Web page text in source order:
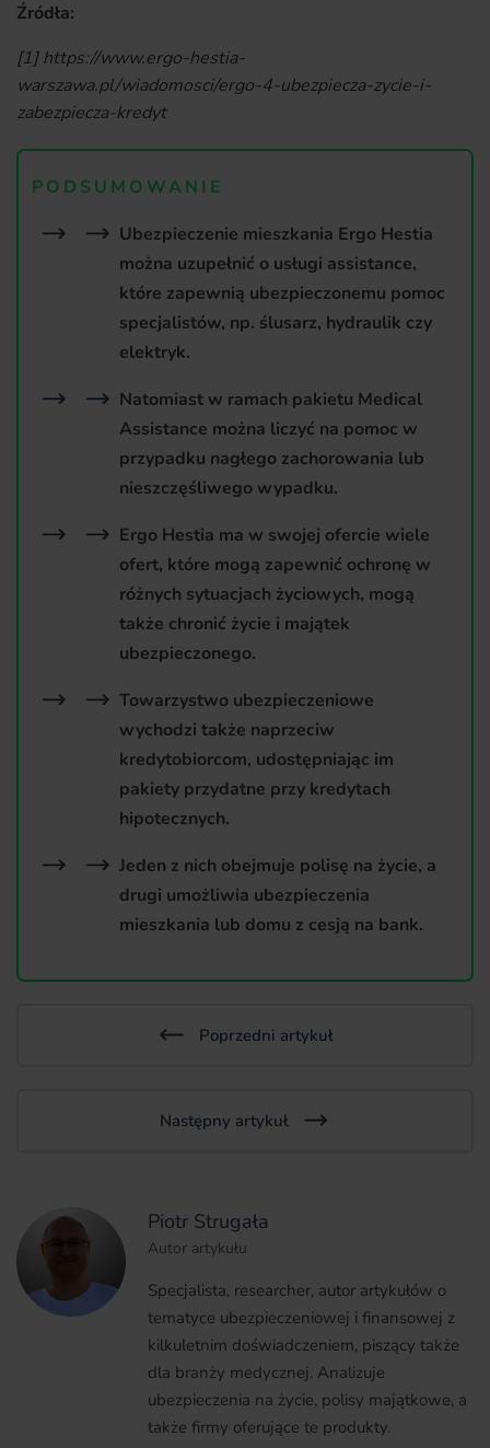
Źródła:
[1] https://www.ergo-hestia-
warszawa.pl/wiadomosci/ergo-4-ubezpiecza-zycie-i-
zabezpiecza-kredyt
PODSUMOWANIE
Ubezpieczenie mieszkania Ergo Hestia
można uzupełnić o usługi assistance,
które zapewnią ubezpieczonemu pomoc
specjalistów, np. ślusarz, hydraulik czy
elektryk.
Natomiast w ramach pakietu Medical
Assistance można liczyć na pomoc w
przypadku nagłego zachorowania lub
nieszczęśliwego wypadku.
Ergo Hestia ma w swojej ofercie wiele
ofert, które mogą zapewnić ochronę w
różnych sytuacjach życiowych, mogą
także chronić życie i majątek
ubezpieczonego.
Towarzystwo ubezpieczeniowe
wychodzi także naprzeciw
kredytobiorcom, udostępniając im
pakiety przydatne przy kredytach
hipotecznych.
Jeden z nich obejmuje polisę na życie, a
drugi umożliwia ubezpieczenia
mieszkania lub domu z cesją na bank.
Poprzedni artykuł
Następny artykuł
Piotr Strugała
Autor artykułu
Specjalista, researcher, autor artykułów o
tematyce ubezpieczeniowej i finansowej z
kilkuletnim doświadczeniem, piszący także
dla branży medycznej. Analizuje
ubezpieczenia na życie, polisy majątkowe, a
także firmy oferujące te produkty.